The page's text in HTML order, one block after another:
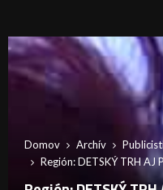
Domov Archív
Región: DETSKÝ TRH AJ